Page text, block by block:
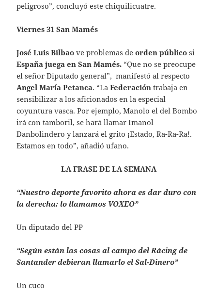
peligroso”, concluyó este chiquilicuatre.
Viernes 31 San Mamés
José Luis Bilbao ve problemas deorden público si
España juega en San Mamés. “Que no se preocupe
el señor Diputado general”, manifestó al respecto
Angel María Petanca. “LaFederación trabaja en
sensibilizar a los aficionados en la especial
coyuntura vasca. Por ejemplo, Manolo el del Bombo
irá con tamboril, se hará llamar Imanol
Danbolindero y lanzará el grito ¡Estado, Ra-Ra-Ra!.
Estamos en todo”, añadió ufano.
LA FRASE DE LA SEMANA
“Nuestro deporte favorito ahora es dar duro con
la derecha: lo llamamos VOXEO”
Un diputado del PP
“Según están las cosas al campo del Rácing de
Santander debieran llamarlo el Sal-Dinero”
Un cuco